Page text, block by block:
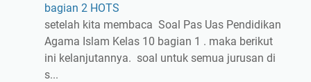
bagian 2 HOTS
setelah kita membaca Soal Pas Uas Pendidikan
Agama Islam Kelas 10 bagian 1 . maka berikut
ini kelanjutannya. soal untuk semua jurusan di
s...